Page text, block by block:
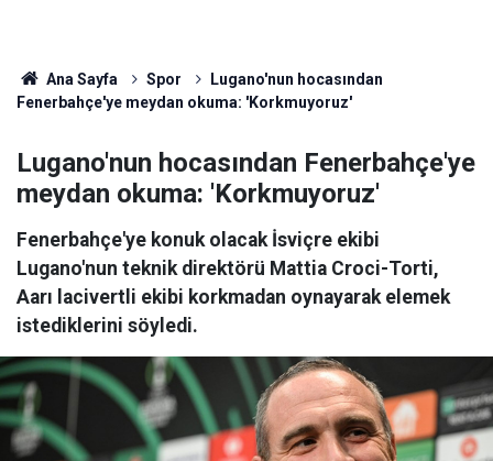
Ana Sayfa Spor
Lugano'nun hocasından
Fenerbahçe'ye meydan okuma: 'Korkmuyoruz'
Lugano'nun hocasından Fenerbahçe'ye
meydan okuma: 'Korkmuyoruz'
Fenerbahçe'ye konuk olacak İsviçre ekibi
Lugano'nun teknik direktörü Mattia Croci-Torti,
Aarı lacivertli ekibi korkmadan oynayarak elemek
istediklerini söyledi.